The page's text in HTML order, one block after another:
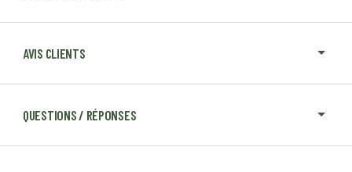
AVIS CLIENTS
QUESTIONS / RÉPONSES